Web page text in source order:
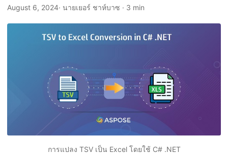
n
August 6, 2024· นายเยอร์ ชาห์บาซ · 3 min
การแปลง TSV เป็น Excel โดยใช้ C# .NET